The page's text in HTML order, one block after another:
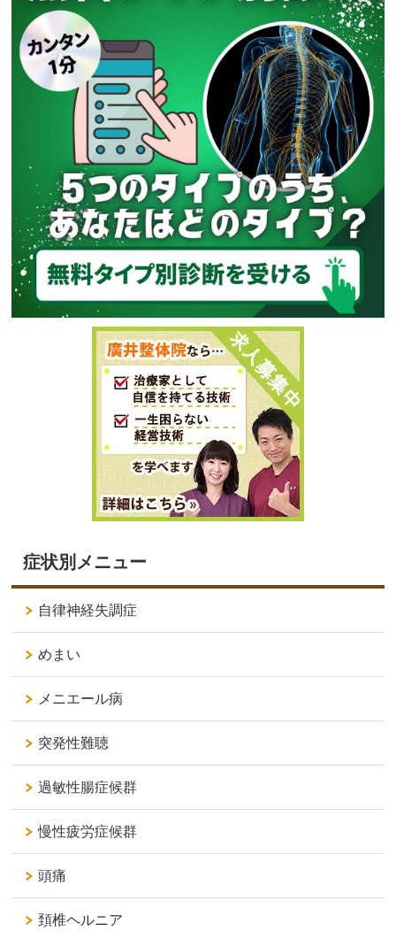
症状別メニュー
自律神経失調症
めまい
メニエール病
突発性難聴
過敏性腸症候群
慢性疲労症候群
頭痛
頚椎ヘルニア